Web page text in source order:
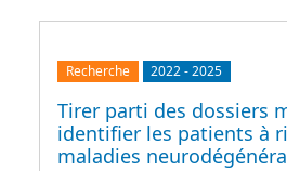
Recherche 2022-2025
Tirer parti des dossiers
identifier les patients à
maladies